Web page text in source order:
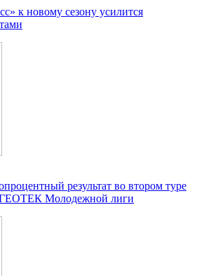
к новому сезону усилится
результат во втором туре
ГЕОТЕК Молодежной лиги